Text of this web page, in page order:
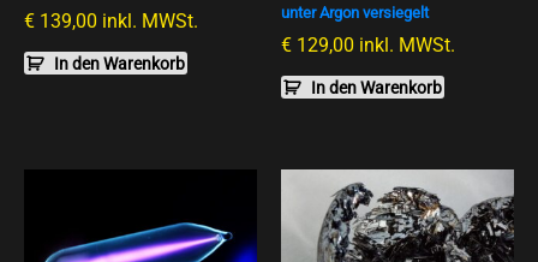
€ 139,00 inkl. MWSt.
In den Warenkorb
unter Argon versiegelt
€ 129,00 inkl. MWSt.
In den Warenkorb